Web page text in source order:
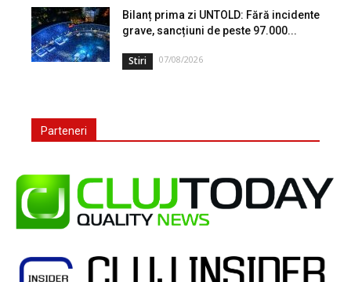
Bilanț prima zi UNTOLD: Fără incidente
grave, sancțiuni de peste 97.000...
Stiri 07/08/2026
Parteneri